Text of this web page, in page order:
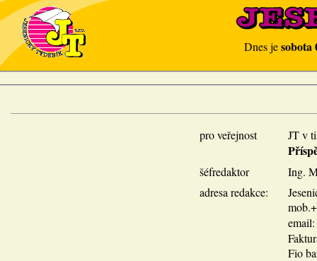
Dnes jesobota
pro veřejnost JT v
šéfredaktor
Ing.
adresa redakce:
email:
Fio